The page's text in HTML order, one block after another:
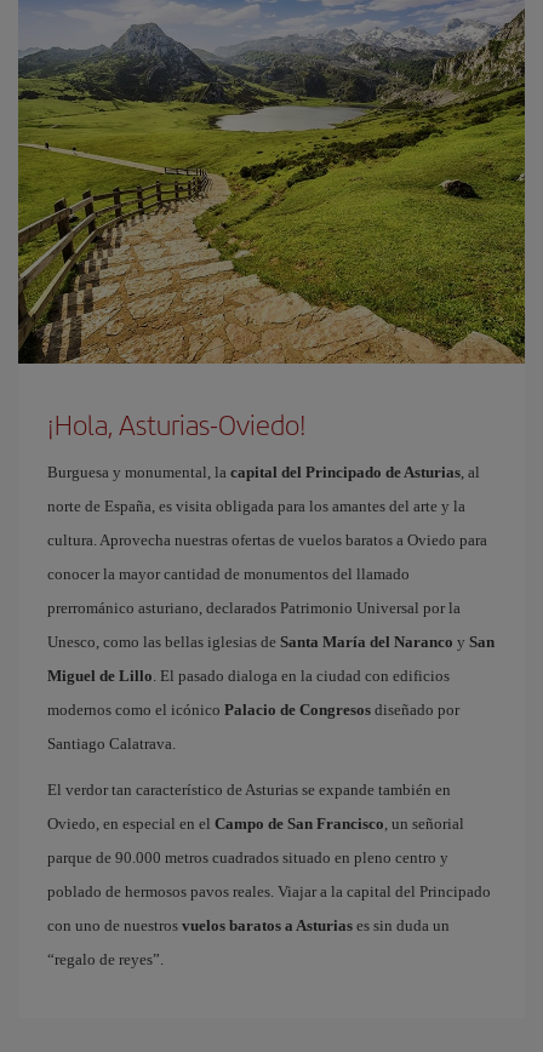
¡Hola, Asturias-Oviedo!
Burguesa y monumental, la capital del Principado de Asturias, al
norte de España, es visita obligada para los amantes del arte y la
cultura. Aprovecha nuestras ofertas de vuelos baratos a Oviedo para
conocer la mayor cantidad de monumentos del llamado
prerrománico asturiano, declarados Patrimonio Universal por la
Unesco, como las bellas iglesias de Santa María del Naranco y San
Miguel de Lillo. El pasado dialoga en la ciudad con edificios
modernos como el icónico Palacio de Congresos diseñado por
Santiago Calatrava.
El verdor tan característico de Asturias se expande también en
Oviedo, en especial en el Campo de San Francisco, un señorial
parque de 90.000 metros cuadrados situado en pleno centro y
poblado de hermosos pavos reales. Viajar a la capital del Principado
con uno de nuestros vuelos baratos a Asturias es sin duda un
“regalo de reyes”.